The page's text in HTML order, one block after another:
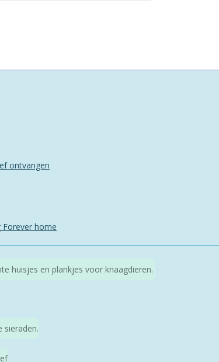
ontvangen
home
huisjes en plankjes voor knaagdieren.
sieraden.